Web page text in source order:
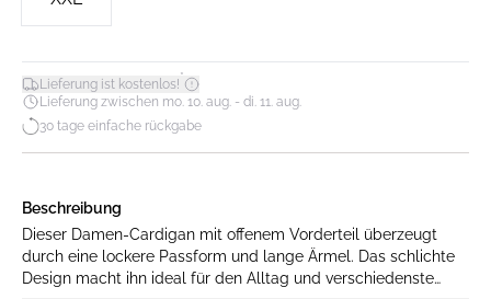
Lieferung ist kostenlos!*
Lieferung zwischen mo. 10. aug. - di. 11. aug.
30 tage einfache rückgabe
Beschreibung
Dieser Damen-Cardigan mit offenem Vorderteil überzeugt
durch eine lockere Passform und lange Ärmel. Das schlichte
Design macht ihn ideal für den Alltag und verschiedenste